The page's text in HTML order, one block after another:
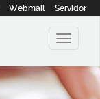
Webmail Servidor